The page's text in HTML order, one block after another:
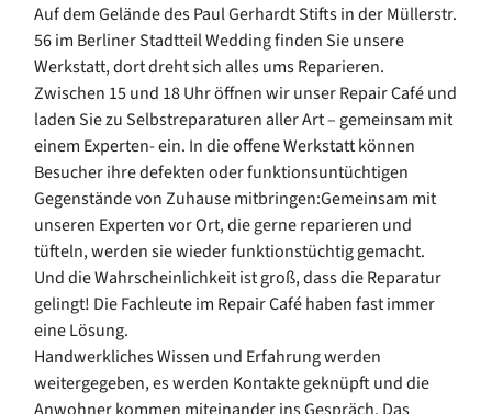
Auf dem Gelände des Paul Gerhardt Stifts in der Müllerstr.
56 im Berliner Stadtteil Wedding finden Sie unsere
Werkstatt, dort dreht sich alles ums Reparieren.
Zwischen 15 und 18 Uhr öffnen wir unser Repair Café und
laden Sie zu Selbstreparaturen aller Art – gemeinsam mit
einem Experten- ein. In die offene Werkstatt können
Besucher ihre defekten oder funktionsuntüchtigen
Gegenstände von Zuhause mitbringen:Gemeinsam mit
unseren Experten vor Ort, die gerne reparieren und
tüfteln, werden sie wieder funktionstüchtig gemacht.
Und die Wahrscheinlichkeit ist groß, dass die Reparatur
gelingt! Die Fachleute im Repair Café haben fast immer
eine Lösung.
Handwerkliches Wissen und Erfahrung werden
weitergegeben, es werden Kontakte geknüpft und die
Anwohner kommen miteinander ins Gespräch. Das